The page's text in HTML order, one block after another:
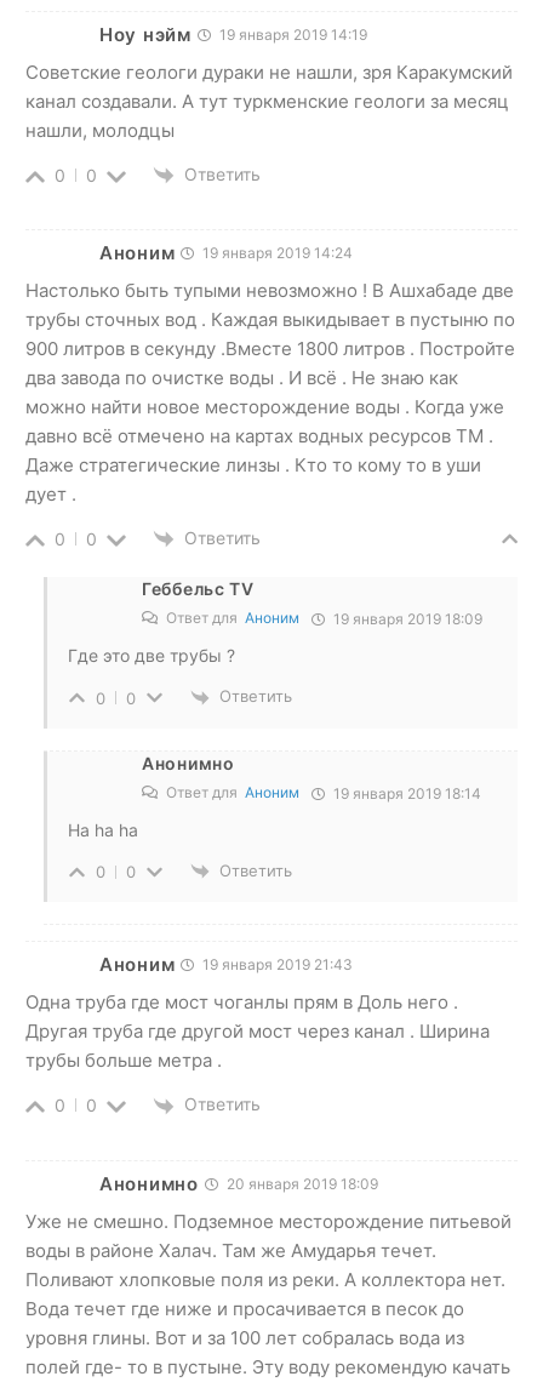
Ноу нэйм 19 января 2019 14:19
Советские геологи дураки не нашли, зря Каракумский
канал создавали. А тут туркменские геологи за месяц
нашли, молодцы
0 0 Ответить
Аноним 19 января 2019 14:24
Настолько быть тупыми невозможно ! В Ашхабаде две
трубы сточных вод . Каждая выкидывает в пустыню по
900 литров в секунду .Вместе 1800 литров . Постройте
два завода по очистке воды . И всё . Не знаю как
можно найти новое месторождение воды . Когда уже
давно всё отмечено на картах водных ресурсов ТМ .
Даже стратегические линзы . Кто то кому то в уши
дует .
0 0 Ответить
Геббельс TV
Ответ для Аноним 19 января 2019 18:09
Где это две трубы ?
0 0 Ответить
Анонимно
Ответ для Аноним 19 января 2019 18:14
Ha ha ha
0 0 Ответить
Аноним 19 января 2019 21:43
Одна труба где мост чоганлы прям в Доль него .
Другая труба где другой мост через канал . Ширина
трубы больше метра .
0 0 Ответить
Анонимно 20 января 2019 18:09
Уже не смешно. Подземное месторождение питьевой
воды в районе Халач. Там же Амударья течет.
Поливают хлопковые поля из реки. А коллектора нет.
Вода течет где ниже и просачивается в песок до
уровня глины. Вот и за 100 лет собралась вода из
полей где- то в пустыне. Эту воду рекомендую качать